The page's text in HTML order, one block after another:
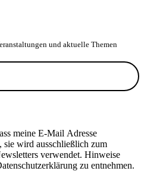
und aktuelle Themen
meine E-Mail Adresse
sie wird ausschließlich zum
verwendet. Hinweise
zu entnehmen.